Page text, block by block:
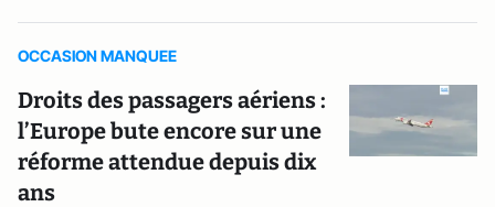
OCCASION MANQUEE
Droits des passagers aériens :
l’Europe bute encore sur une
réforme attendue depuis dix
ans